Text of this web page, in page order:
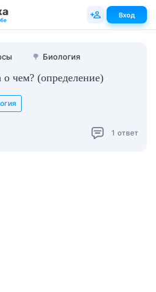
🌳 Биология
о чем? (определение)
1 ответ
Вход